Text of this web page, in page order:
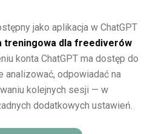
jako aplikacja w ChatGPT
treningowa dla freediverów
konta ChatGPT ma dostęp do
analizować, odpowiadać na
kolejnych sesji — w
dodatkowych ustawień.